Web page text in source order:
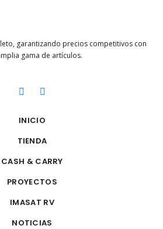
garantizando precios competitivos con
gama de artículos.
INICIO
TIENDA
CASH & CARRY
PROYECTOS
IMASAT RV
NOTICIAS